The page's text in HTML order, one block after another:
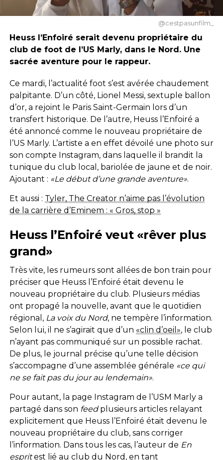
@cestpasunfilm_
Heuss l’Enfoiré serait devenu propriétaire du
club de foot de l’US Marly, dans le Nord. Une
sacrée aventure pour le rappeur.
Ce mardi, l’actualité foot s’est avérée chaudement
palpitante. D’un côté, Lionel Messi, sextuple ballon
d’or, a rejoint le Paris Saint-Germain lors d’un
transfert historique. De l’autre, Heuss l’Enfoiré a
été annoncé comme le nouveau propriétaire de
l’US Marly. L’artiste a en effet dévoilé une photo sur
son compte Instagram, dans laquelle il brandit la
tunique du club local, bariolée de jaune et de noir.
Ajoutant : «Le début d’une grande aventure».
Et aussi : Tyler, The Creator n’aime pas l’évolution
de la carrière d’Eminem : « Gros, stop »
Heuss l’Enfoiré veut «rêver plus
grand»
Très vite, les rumeurs sont allées de bon train pour
préciser que Heuss l’Enfoiré était devenu le
nouveau propriétaire du club. Plusieurs médias
ont propagé la nouvelle, avant que le quotidien
régional, La voix du Nord, ne tempère l’information.
Selon lui, il ne s’agirait que d’un «clin d’oeil», le club
n’ayant pas communiqué sur un possible rachat.
De plus, le journal précise qu’une telle décision
s’accompagne d’une assemblée générale «ce qui
ne se fait pas du jour au lendemain».
Pour autant, la page Instagram de l’USM Marly a
partagé dans son feedplusieurs articles relayant
explicitement que Heuss l’Enfoiré était devenu le
nouveau propriétaire du club, sans corriger
l’information. Dans tous les cas, l’auteur de En
espritest lié au club du Nord, en tant